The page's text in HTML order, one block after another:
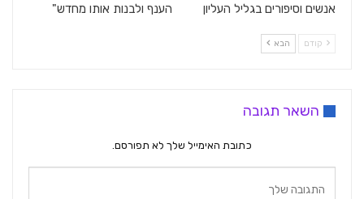
אנשים וסיפורים בגליל העליון
הענף ולבנות אותו מחדש"
קודם הבא
השאר תגובה
כתובת האימייל שלך לא תפורסם.